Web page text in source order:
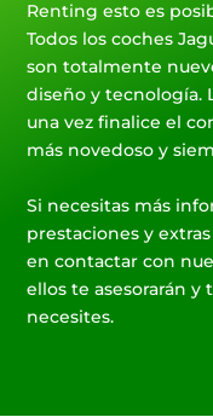
Renting esto es
Todos los coches
son totalmente
diseño y tecnología.
una vez finalice el
más novedoso y
Si necesitas más
prestaciones y
en contactar con
ellos te asesorarán y
necesites.